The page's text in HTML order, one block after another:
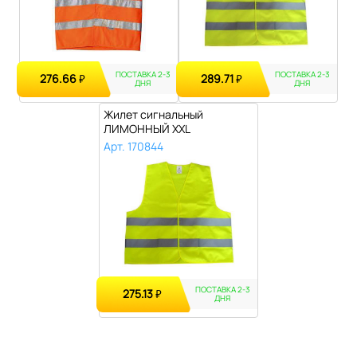
276.66₽ ПОСТАВКА 2-3
ДНЯ 289.71₽ ПОСТАВКА 2-3
ДНЯ
Жилет сигнальный
ЛИМОННЫЙ XXL
Арт. 170844
275.13₽ ПОСТАВКА 2-3
ДНЯ